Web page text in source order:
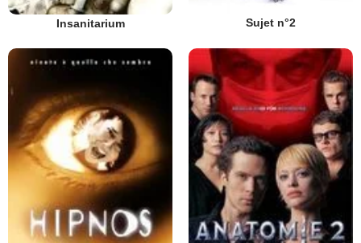
Insanitarium Sujet n°2